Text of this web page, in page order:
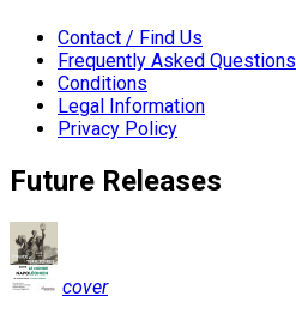
Contact / Find Us
Frequently Asked Questions
Conditions
Legal Information
Privacy Policy
Future Releases
cover